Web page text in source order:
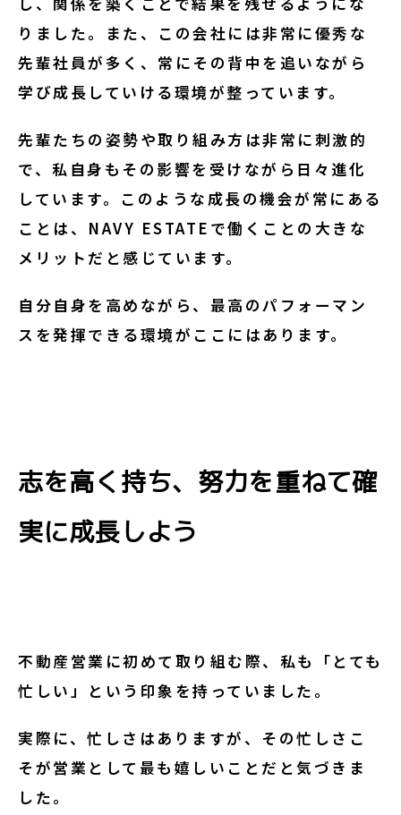
りました。また、この会社には非常に優秀な
先輩社員が多く、常にその背中を追いながら
学び成長していける環境が整っています。
先輩たちの姿勢や取り組み方は非常に刺激的
で、私自身もその影響を受けながら日々進化
しています。このような成長の機会が常にある
ことは、NAVY ESTATEで働くことの大きな
メリットだと感じています。
自分自身を高めながら、最高のパフォーマン
スを発揮できる環境がここにはあります。
志を高く持ち、努力を重ねて確
実に成長しよう
不動産営業に初めて取り組む際、私も「とても
忙しい」という印象を持っていました。
実際に、忙しさはありますが、その忙しさこ
そが営業として最も嬉しいことだと気づきま
した。